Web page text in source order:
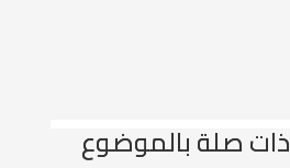
ذات صلة بالموضوع